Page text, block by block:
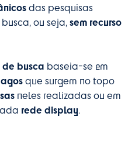
das pesquisas
ou seja,sem recurso
busca baseia-se em
que surgem no topo
neles realizadas ou em
rede display.